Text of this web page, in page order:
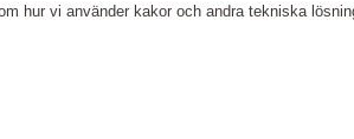
hur vi använder kakor och andra tekniska